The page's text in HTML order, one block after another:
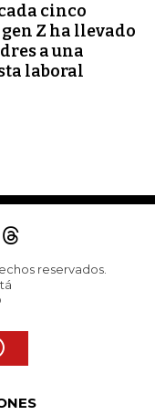
cinco
Z ha llevado
a una
laboral
reservados.